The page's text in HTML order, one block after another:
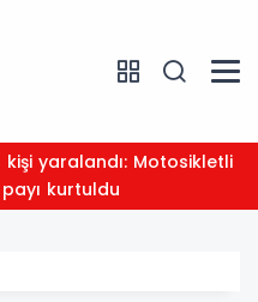
kurtuldu